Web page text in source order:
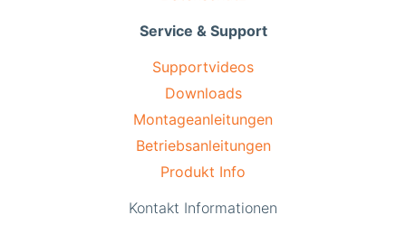
Service & Support
Supportvideos
Downloads
Montageanleitungen
Betriebsanleitungen
Produkt Info
Kontakt Informationen